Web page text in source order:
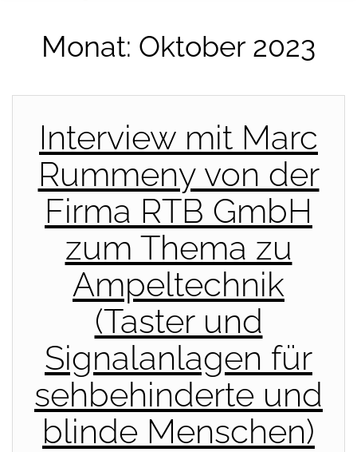
Monat: Oktober 2023
Interview mit Marc
Rummeny von der
Firma RTB GmbH
zum Thema zu
Ampeltechnik
(Taster und
Signalanlagen für
sehbehinderte und
blinde Menschen)